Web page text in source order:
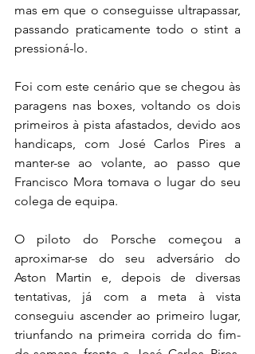
mas em que o conseguisse ultrapassar,
passando praticamente todo o stint a
pressioná-lo.
Foi com este cenário que se chegou às
paragens nas boxes, voltando os dois
primeiros à pista afastados, devido aos
handicaps, com José Carlos Pires a
manter-se ao volante, ao passo que
Francisco Mora tomava o lugar do seu
colega de equipa.
O piloto do Porsche começou a
aproximar-se do seu adversário do
Aston Martin e, depois de diversas
tentativas, já com a meta à vista
conseguiu ascender ao primeiro lugar,
triunfando na primeira corrida do fim-